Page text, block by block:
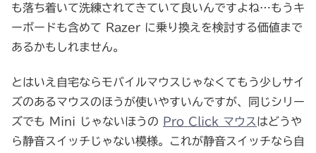
も落ち着いて洗練されてきていて良いんですよね…もうキ
ーボードも含めて Razer に乗り換えを検討する価値まで
あるかもしれません。
とはいえ自宅ならモバイルマウスじゃなくてもう少しサイ
ズのあるマウスのほうが使いやすいんですが、同じシリー
ズでも Mini じゃないほうの
Pro Click マウス はどうや
ら静音スイッチじゃない模様。これが静音スイッチなら自